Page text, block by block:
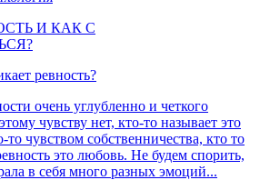
И КАК С
ревность?
очень углубленно и четкого
чувству нет, кто-то называет это
то чувством собственничества, кто то
это любовь. Не будем спорить,
в себя много разных эмоций...